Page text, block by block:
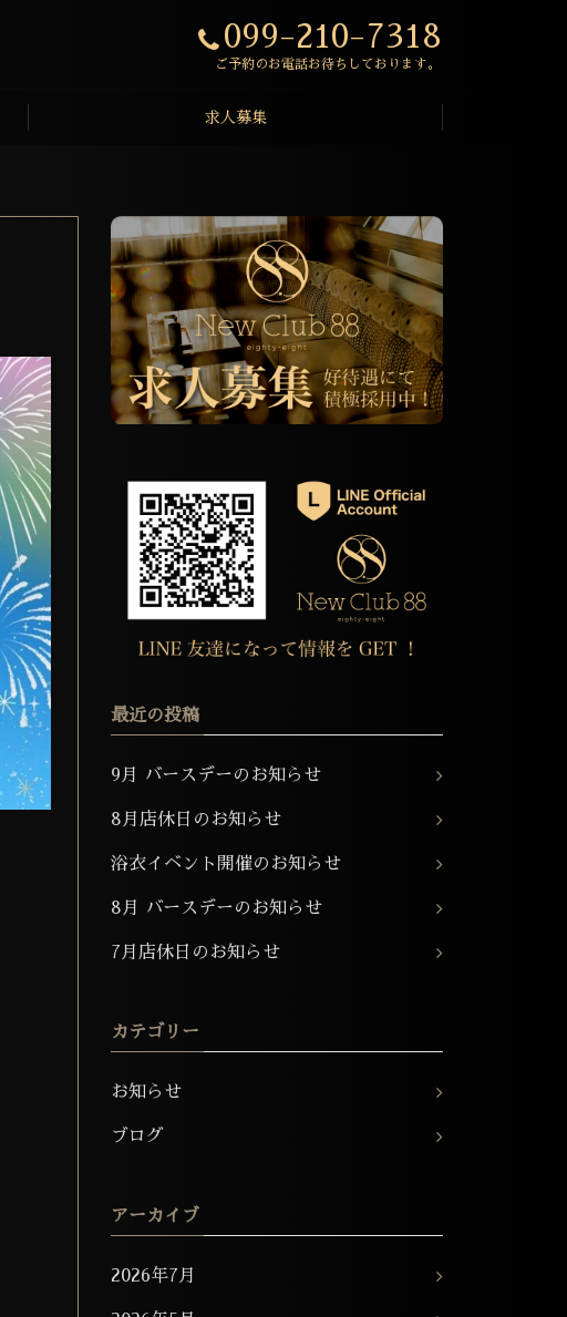
099-210-7318
ご予約のお電話お待ちしております。
求人募集
最近の投稿
9月 バースデーのお知らせ
8月店休日のお知らせ
浴衣イベント開催のお知らせ
8月 バースデーのお知らせ
7月店休日のお知らせ
カテゴリー
お知らせ
ブログ
アーカイブ
2026年7月